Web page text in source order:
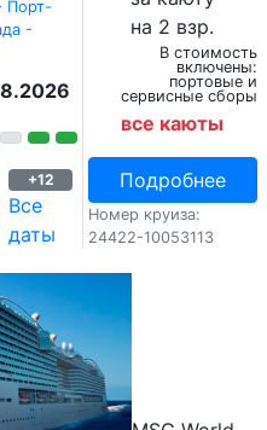
Порт-
-
+12
Все
даты
на 2 взр.
В стоимость
включены:
портовые и
сервисные сборы
все каюты
Подробнее
Номер круиза:
24422-10053113